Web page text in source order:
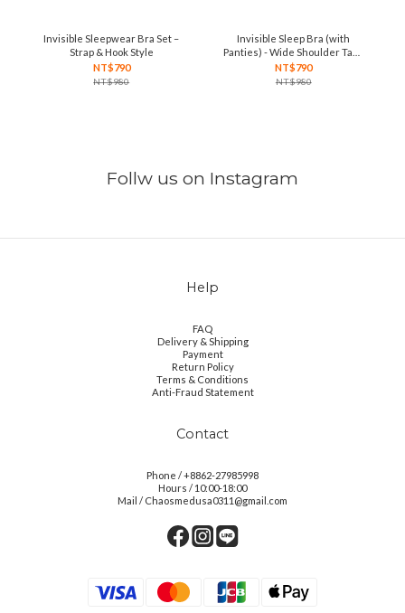
Invisible Sleepwear Bra Set –
Strap & Hook Style
NT$790
NT$980
Invisible Sleep Bra (with
Panties) - Wide Shoulder Tank
Style
NT$790
NT$980
Follw us on Instagram
Help
FAQ
Delivery & Shipping
Payment
Return Policy
Terms & Conditions
Anti-Fraud Statement
Contact
Phone / +8862-27985998
Hours / 10:00-18:00
Mail / Chaosmedusa0311@gmail.com